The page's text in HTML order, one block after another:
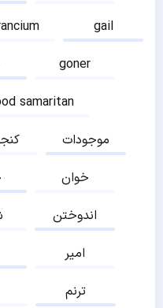
gail
goner
samaritan
موجودات
خوان
اندوختن
امیر
ترنم